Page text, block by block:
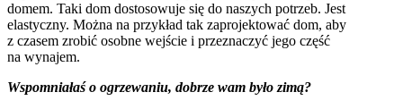
domem. Taki dom dostosowuje się do naszych potrzeb. Jest
elastyczny. Można na przykład tak zaprojektować dom, aby
z czasem zrobić osobne wejście i przeznaczyć jego część
na wynajem.
Wspomniałaś o ogrzewaniu, dobrze wam było zimą?